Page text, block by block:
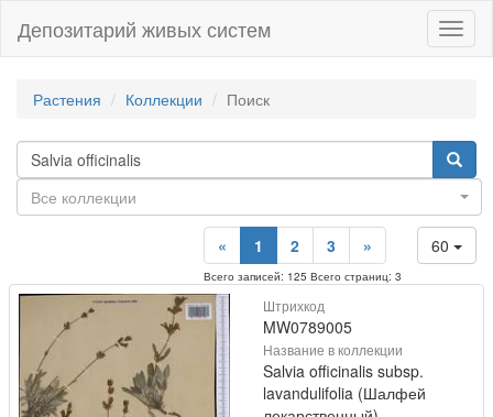
Депозитарий живых систем
Растения Коллекции Поиск
Все коллекции
60
« 1 2 3 »
Всего записей: 125 Всего страниц: 3
Штрихкод
MW0789005
Название в коллекции
Salvia officinalis subsp.
lavandulifolia (Шалфей